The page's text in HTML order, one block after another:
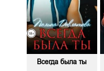
Всегда была ты